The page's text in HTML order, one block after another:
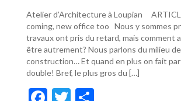
Atelier d’Architecture à Loupian
coming, new office too Nous y sommes
travaux ont pris du retard, mais comment
être autrement? Nous parlons du milieu
construction… Et quand en plus on fait
double! Bref, le plus gros du […]